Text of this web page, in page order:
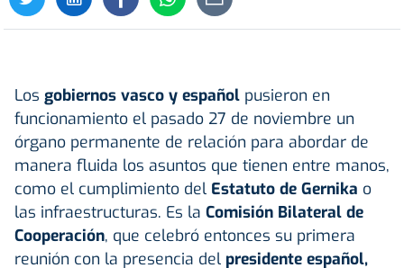
Los gobiernos vasco y español pusieron en
funcionamiento el pasado 27 de noviembre un
órgano permanente de relación para abordar de
manera fluida los asuntos que tienen entre manos,
como el cumplimiento del Estatuto de Gernika o
las infraestructuras. Es la Comisión Bilateral de
Cooperación, que celebró entonces su primera
reunión con la presencia del presidente español,